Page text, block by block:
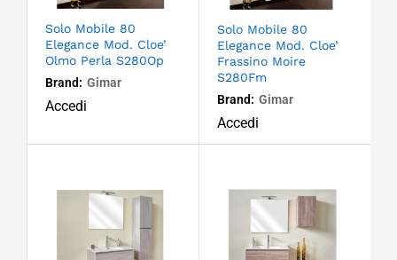
Solo Mobile 80
Elegance Mod. Cloe’
Olmo Perla S280Op
Brand: Gimar
Accedi
Solo Mobile 80
Elegance Mod. Cloe’
Frassino Moire
S280Fm
Brand: Gimar
Accedi